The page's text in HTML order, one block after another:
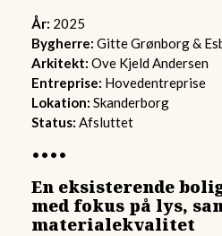
År: 2025
Bygherre: Gitte Grønborg &
Arkitekt: Ove Kjeld Andersen
Entreprise: Hovedentreprise
Lokation: Skanderborg
Status: Afsluttet
••••
En eksisterende
med fokus på lys,
materialekvalitet